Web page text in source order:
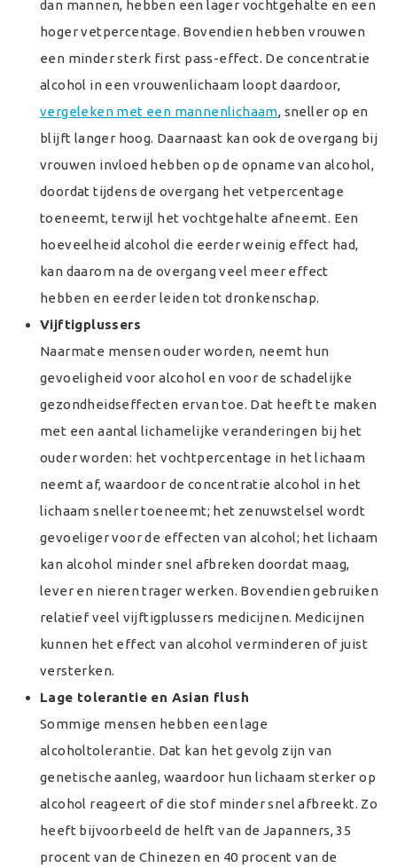
dan mannen, hebben een lager vochtgehalte en een
hoger vetpercentage. Bovendien hebben vrouwen
een minder sterk first pass-effect. De concentratie
alcohol in een vrouwenlichaam loopt daardoor,
vergeleken met een mannenlichaam, sneller op en
blijft langer hoog. Daarnaast kan ook de overgang bij
vrouwen invloed hebben op de opname van alcohol,
doordat tijdens de overgang het vetpercentage
toeneemt, terwijl het vochtgehalte afneemt. Een
hoeveelheid alcohol die eerder weinig effect had,
kan daarom na de overgang veel meer effect
hebben en eerder leiden tot dronkenschap.
Vijftigplussers
Naarmate mensen ouder worden, neemt hun
gevoeligheid voor alcohol en voor de schadelijke
gezondheidseffecten ervan toe. Dat heeft te maken
met een aantal lichamelijke veranderingen bij het
ouder worden: het vochtpercentage in het lichaam
neemt af, waardoor de concentratie alcohol in het
lichaam sneller toeneemt; het zenuwstelsel wordt
gevoeliger voor de effecten van alcohol; het lichaam
kan alcohol minder snel afbreken doordat maag,
lever en nieren trager werken. Bovendien gebruiken
relatief veel vijftigplussers medicijnen. Medicijnen
kunnen het effect van alcohol verminderen of juist
versterken.
Lage tolerantie en Asian flush
Sommige mensen hebben een lage
alcoholtolerantie. Dat kan het gevolg zijn van
genetische aanleg, waardoor hun lichaam sterker op
alcohol reageert of die stof minder snel afbreekt. Zo
heeft bijvoorbeeld de helft van de Japanners, 35
procent van de Chinezen en 40 procent van de